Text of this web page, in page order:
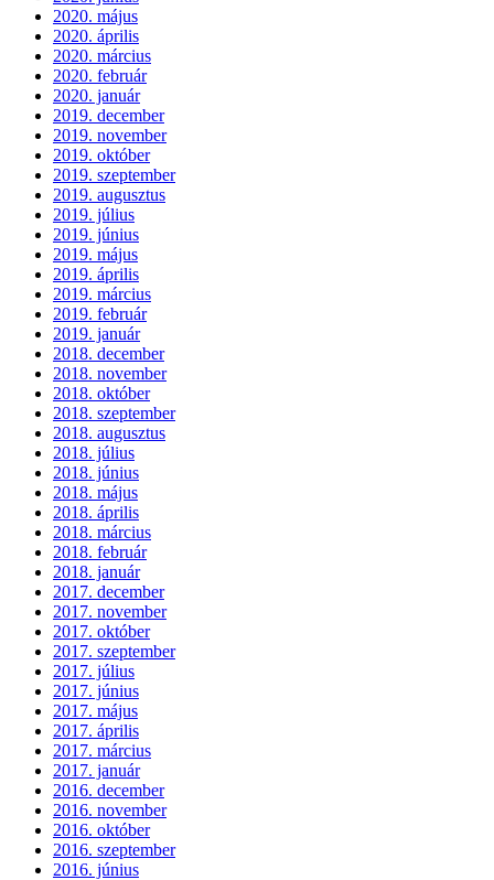
2020. május
2020. április
2020. március
2020. február
2020. január
2019. december
2019. november
2019. október
2019. szeptember
2019. augusztus
2019. július
2019. június
2019. május
2019. április
2019. március
2019. február
2019. január
2018. december
2018. november
2018. október
2018. szeptember
2018. augusztus
2018. július
2018. június
2018. május
2018. április
2018. március
2018. február
2018. január
2017. december
2017. november
2017. október
2017. szeptember
2017. július
2017. június
2017. május
2017. április
2017. március
2017. január
2016. december
2016. november
2016. október
2016. szeptember
2016. június